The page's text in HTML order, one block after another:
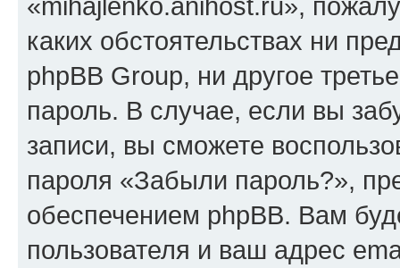
каких обстоятельствах ни
phpBB Group, ни другое
пароль. В случае, если вы
записи, вы сможете
пароля «Забыли пароль?»,
обеспечением phpBB. Вам
пользователя и ваш адрес